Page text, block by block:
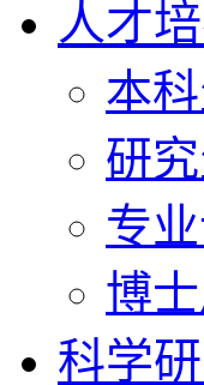
人才
本
研
专
博
科学